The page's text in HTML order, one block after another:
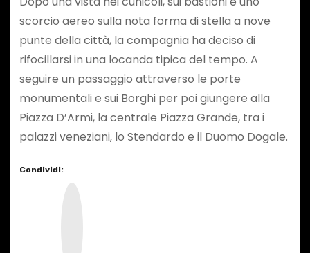
scorcio aereo sulla nota forma di stella a nove
punte della città, la compagnia ha deciso di
rifocillarsi in una locanda tipica del tempo. A
seguire un passaggio attraverso le porte
monumentali e sui Borghi per poi giungere alla
Piazza D’Armi, la centrale Piazza Grande, tra i
palazzi veneziani, lo Stendardo e il Duomo Dogale.
Condividi: